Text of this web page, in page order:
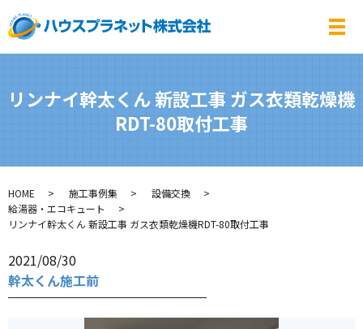
メ
リンナイ幹太くん 新設工事 ガス衣類乾燥機
RDT-80取付工事
HOME 施工事例集
設備交換
給湯器・エコキュート
リンナイ幹太くん 新設工事 ガス衣類乾燥機RDT-80取付工事
2021/08/30
幹太くん施工前